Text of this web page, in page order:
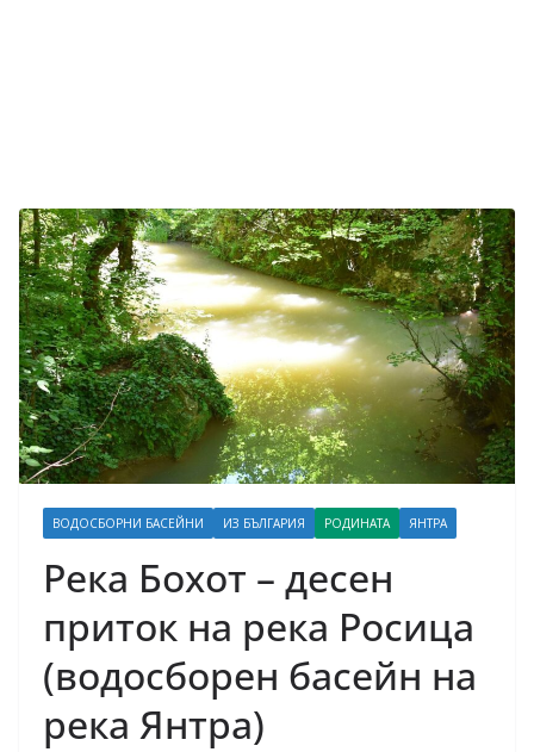
ВОДОСБОРНИ БАСЕЙНИ ИЗ БЪЛГАРИЯ РОДИНАТА ЯНТРА
Река Бохот – десен
приток на река Росица
(водосборен басейн на
река Янтра)